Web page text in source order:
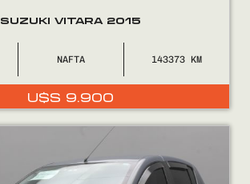
SUZUKI VITARA 2015
NAFTA 143373
U$S 9.900